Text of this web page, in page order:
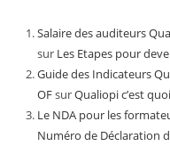
Salaire des auditeurs
sur Les Etapes pour
Guide des Indicateurs
OFsurQualiopi c’est
Le NDA pour les
Numéro de Déclaration